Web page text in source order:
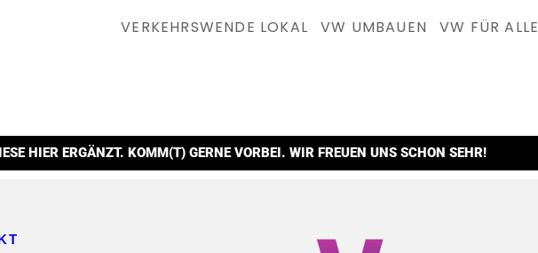
VER­KEHRS­WEN­DE LOKAL VW UMBAU­EN VW FÜR ALLE
HIER ERGÄNZT. KOMM(T) GER­NE VOR­BEI. WIR FREU­EN UNS SCHON SEHR!